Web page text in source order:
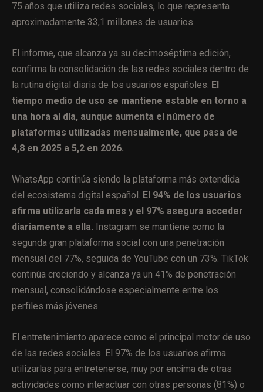
75 años que utiliza redes sociales, lo que representa
aproximadamente 33,1 millones de usuarios.
El informe, que alcanza ya su decimoséptima edición,
confirma la consolidación de las redes sociales dentro de
la rutina digital diaria de los usuarios españoles. El
tiempo medio de uso se mantiene estable en torno a
una hora al día, aunque aumenta el número de
plataformas utilizadas mensualmente, que pasa de
4,8 en 2025 a 5,2 en 2026.
WhatsApp continúa siendo la plataforma más extendida
del ecosistema digital español. El 94% de los usuarios
afirma utilizarla cada mes y el 97% asegura acceder
diariamente a ella. Instagram se mantiene como la
segunda gran plataforma social con una penetración
mensual del 77%, seguida de YouTube con un 73%. TikTok
continúa creciendo y alcanza ya un 41% de penetración
mensual, consolidándose especialmente entre los
perfiles más jóvenes.
El entretenimiento aparece como el principal motor de uso
de las redes sociales. El 97% de los usuarios afirma
utilizarlas para entretenerse, muy por encima de otras
actividades como interactuar con otras personas (81%) o